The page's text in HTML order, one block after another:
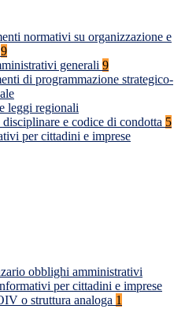
normativi su organizzazione e
9
generali 9
di programmazione strategico-
leggi regionali
e codice di condotta 5
per cittadini e imprese
obblighi amministrativi
per cittadini e imprese
o struttura analoga 1